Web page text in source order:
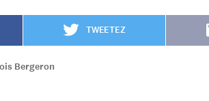
TWEETEZ
Bergeron